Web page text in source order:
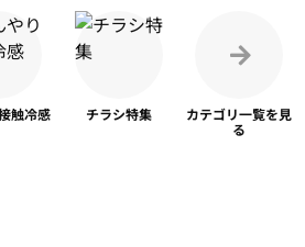
触冷感 チラシ特集 カテゴリ一覧を見
る